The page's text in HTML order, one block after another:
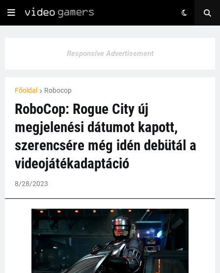
Responsive Advertisement
Főoldal Robocop
RoboCop: Rogue City új
megjelenési dátumot kapott,
szerencsére még idén debütál a
videojátékadaptáció
8/28/2023